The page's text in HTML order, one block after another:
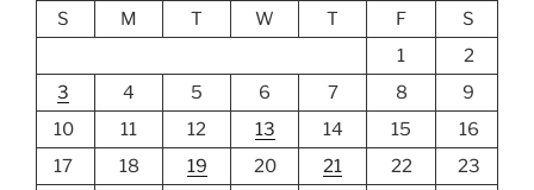
S
M T W T F
S
1
2
3
4 5 6 7 8
9
10
11 12 13 14 15
16
17
18 19 20 21 22
23